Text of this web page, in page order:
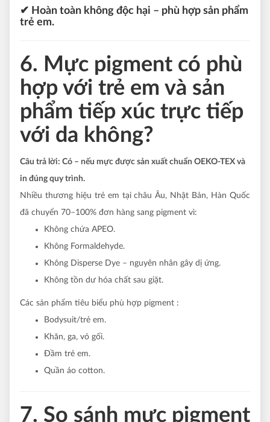
✔ Hoàn toàn không độc hại – phù hợp sản phẩm
trẻ em.
6. Mực pigment có phù
hợp với trẻ em và sản
phẩm tiếp xúc trực tiếp
với da không?
Câu trả lời: Có – nếu mực được sản xuất chuẩn OEKO-TEX và
in đúng quy trình.
Nhiều thương hiệu trẻ em tại châu Âu, Nhật Bản, Hàn Quốc
đã chuyển 70–100% đơn hàng sang pigment vì:
Không chứa APEO.
Không Formaldehyde.
Không Disperse Dye – nguyên nhân gây dị ứng.
Không tồn dư hóa chất sau giặt.
Các sản phẩm tiêu biểu phù hợp pigment :
Bodysuit/trẻ em.
Khăn, ga, vỏ gối.
Đầm trẻ em.
Quần áo cotton.
7. So sánh mực pigment